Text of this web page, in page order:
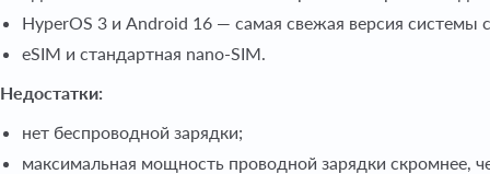
HyperOS 3 и Android 16 — самая свежая версия системы
eSIM и стандартная nano-SIM.
Недостатки:
нет беспроводной зарядки;
максимальная мощность проводной зарядки скромнее,